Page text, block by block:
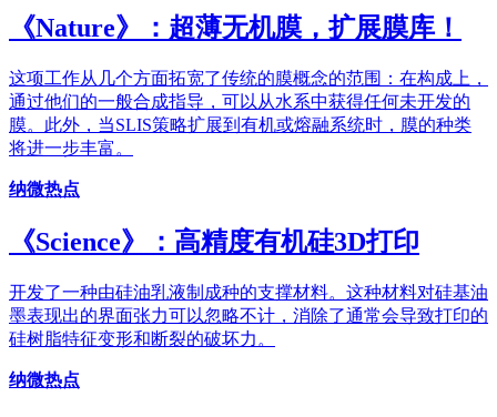
《Nature》：超薄无机膜，扩展膜库！
这项工作从几个方面拓宽了传统的膜概念的范围：在构成上，
通过他们的一般合成指导，可以从水系中获得任何未开发的
膜。此外，当SLIS策略扩展到有机或熔融系统时，膜的种类
将进一步丰富。
纳微热点
《Science》：高精度有机硅3D打印
开发了一种由硅油乳液制成种的支撑材料。这种材料对硅基油
墨表现出的界面张力可以忽略不计，消除了通常会导致打印的
硅树脂特征变形和断裂的破坏力。
纳微热点